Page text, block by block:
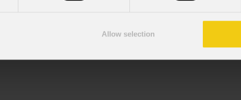
Allow selection